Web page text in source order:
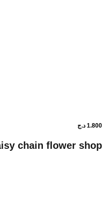
The daisy chain